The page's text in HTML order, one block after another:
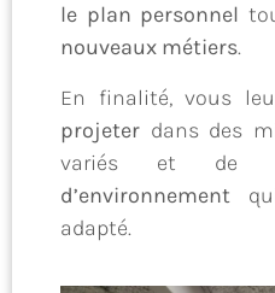
le plan personnel
nouveaux métiers.
En finalité, vous
projeter dans des
variés et de
d’environnement
adapté.